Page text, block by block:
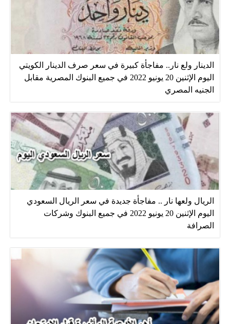
الدينار ولع نار.. مفاجأة كبيرة في سعر صرف الدينار الكويتي
اليوم الإثنين 20 يونيو 2022 في جميع البنوك المصرية مقابل
الجنيه المصري
الريال ولعها نار .. مفاجأة جديدة في سعر الريال السعودي
اليوم الإثنين 20 يونيو 2022 في جميع البنوك وشركات
الصرافة